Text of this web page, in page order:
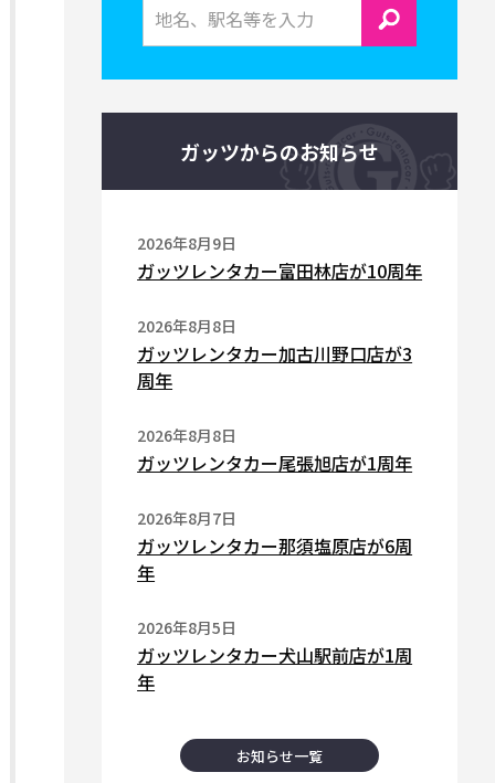
ガッツからのお知らせ
2026年8月9日
ガッツレンタカー富田林店が10周年
2026年8月8日
ガッツレンタカー加古川野口店が3
周年
2026年8月8日
ガッツレンタカー尾張旭店が1周年
2026年8月7日
ガッツレンタカー那須塩原店が6周
年
2026年8月5日
ガッツレンタカー犬山駅前店が1周
年
お知らせ一覧